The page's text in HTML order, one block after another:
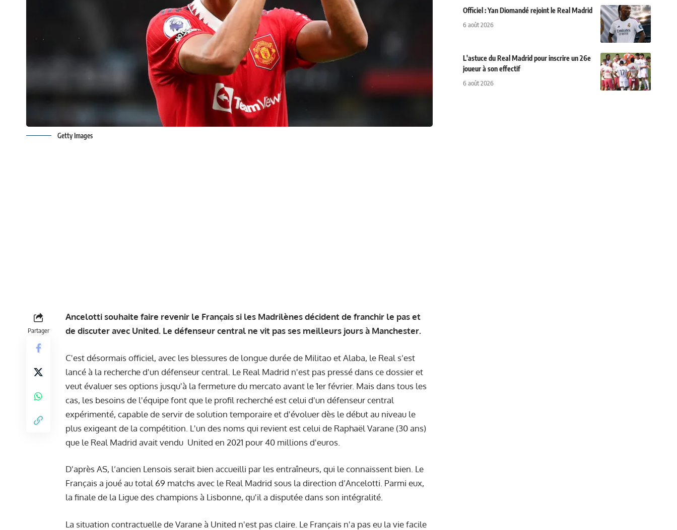
Getty Images
Partager
Ancelotti souhaite faire revenir le Français si les Madrilènes décident de franchir le pas et
de discuter avec United. Le défenseur central ne vit pas ses meilleurs jours à Manchester.
C'est désormais officiel, avec les blessures de longue durée de Militao et Alaba, le Real s’est
lancé à la recherche d'un défenseur central. Le Real Madrid n'est pas pressé dans ce dossier et
veut évaluer ses options jusqu'à la fermeture du mercato avant le 1er février. Mais dans tous les
cas, les besoins de l'équipe font que le profil recherché est celui d'un défenseur central
expérimenté, capable de servir de solution temporaire et d'évoluer dès le début au niveau le
plus exigeant de la compétition. L'un des noms qui revient est celui de Raphaël Varane (30 ans)
que le Real Madrid avait vendu United en 2021 pour 40 millions d'euros.
D'après AS, l’ancien Lensois serait bien accueilli par les entraîneurs, qui le connaissent bien. Le
Français a joué au total 69 matchs avec le Real Madrid sous la direction d’Ancelotti. Parmi eux,
la finale de la Ligue des champions à Lisbonne, qu'il a disputée dans son intégralité.
La situation contractuelle de Varane à United n'est pas claire. Le Français n'a pas eu la vie facile
Officiel : Yan Diomandé rejoint le Real Madrid
6 août 2026
L'astuce du Real Madrid pour inscrire un 26e
joueur à son effectif
6 août 2026